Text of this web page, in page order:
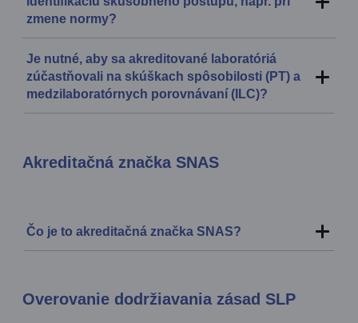
zmene normy?
Je nutné, aby sa akreditované laboratóriá
zúčastňovali na skúškach spôsobilosti (PT) a
medzilaboratórnych porovnávaní (ILC)?
Akreditačná značka SNAS
Čo je to akreditačná značka SNAS?
Overovanie dodržiavania zásad SLP